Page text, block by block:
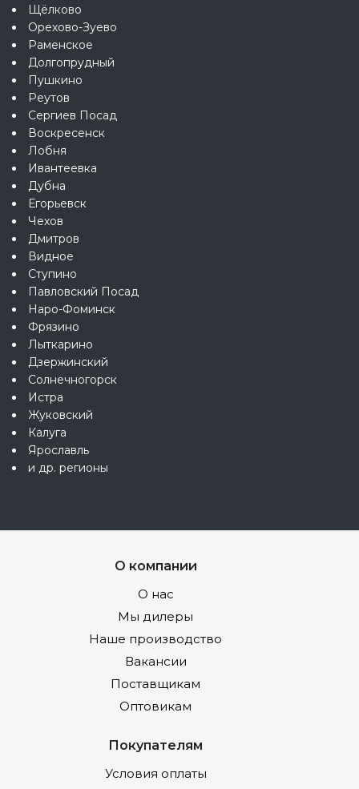
Щёлково
Орехово-Зуево
Раменское
Долгопрудный
Пушкино
Реутов
Сергиев Посад
Воскресенск
Лобня
Ивантеевка
Дубна
Егорьевск
Чехов
Дмитров
Видное
Ступино
Павловский Посад
Наро-Фоминск
Фрязино
Лыткарино
Дзержинский
Солнечногорск
Истра
Жуковский
Калуга
Ярославль
и др. регионы
О компании
О нас
Мы дилеры
Наше производство
Вакансии
Поставщикам
Оптовикам
Покупателям
Условия оплаты